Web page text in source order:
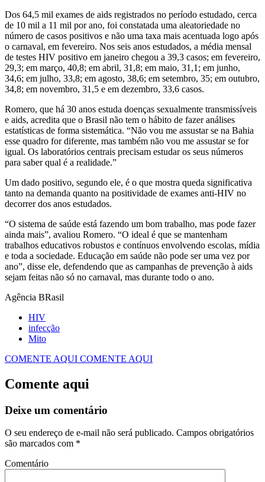
Dos 64,5 mil exames de aids registrados no período estudado, cerca
de 10 mil a 11 mil por ano, foi constatada uma aleatoriedade no
número de casos positivos e não uma taxa mais acentuada logo após
o carnaval, em fevereiro. Nos seis anos estudados, a média mensal
de testes HIV positivo em janeiro chegou a 39,3 casos; em fevereiro,
29,3; em março, 40,8; em abril, 31,8; em maio, 31,1; em junho,
34,6; em julho, 33,8; em agosto, 38,6; em setembro, 35; em outubro,
34,8; em novembro, 31,5 e em dezembro, 33,6 casos.
Romero, que há 30 anos estuda doenças sexualmente transmissíveis
e aids, acredita que o Brasil não tem o hábito de fazer análises
estatísticas de forma sistemática. “Não vou me assustar se na Bahia
esse quadro for diferente, mas também não vou me assustar se for
igual. Os laboratórios centrais precisam estudar os seus números
para saber qual é a realidade.”
Um dado positivo, segundo ele, é o que mostra queda significativa
tanto na demanda quanto na positividade de exames anti-HIV no
decorrer dos anos estudados.
“O sistema de saúde está fazendo um bom trabalho, mas pode fazer
ainda mais”, avaliou Romero. “O ideal é que se mantenham
trabalhos educativos robustos e contínuos envolvendo escolas, mídia
e toda a sociedade. Educação em saúde não pode ser uma vez por
ano”, disse ele, defendendo que as campanhas de prevenção à aids
sejam feitas não só no carnaval, mas durante todo o ano.
Agência BRasil
HIV
infecção
Mito
COMENTE AQUI COMENTE AQUI
Comente aqui
Deixe um comentário
O seu endereço de e-mail não será publicado. Campos obrigatórios
são marcados com *
Comentário